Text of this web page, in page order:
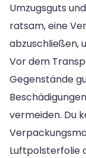
Umzugsguts
ratsam, eine
abzuschließen,
Vor dem
Gegenstände
vermeiden. Du
Luftpolsterfolie